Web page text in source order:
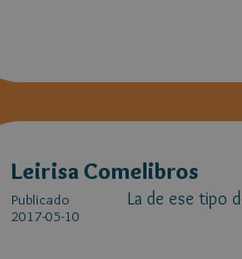
Leirisa Comelibros
Publicado
2017-05-10
La de ese tipo